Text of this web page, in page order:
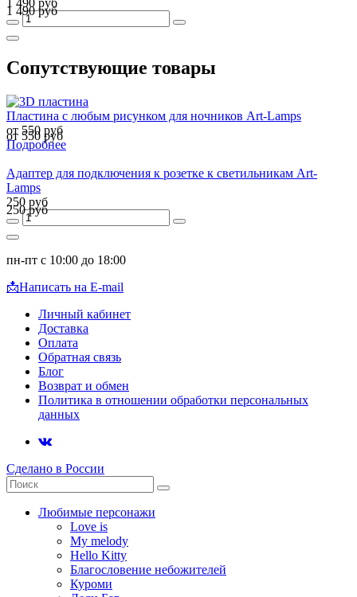
1 490 руб
Сопутствующие товары
Пластина с любым рисунком для ночников Art-Lamps
от 550 руб
от 550 руб
Подробнее
Адаптер для подключения к розетке к светильникам Art-
Lamps
250 руб
250 руб
пн-пт с 10:00 до 18:00
📩Написать на E-mail
Личный кабинет
Доставка
Оплата
Обратная связь
Блог
Возврат и обмен
Политика в отношении обработки персональных
данных
Сделано в России
Любимые персонажи
Love is
My melody
Hello Kitty
Благословение небожителей
Куроми